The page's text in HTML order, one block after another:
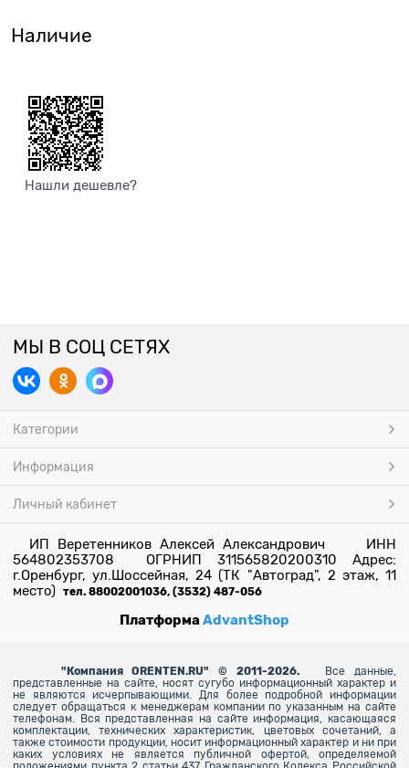
Наличие
Нашли дешевле?
МЫ В СОЦ СЕТЯХ
Категории
Информация
Личный кабинет
ИП Веретенников Алексей Александрович ИНН
564802353708 ОГРНИП 311565820200310 Адрес:
г.Оренбург, ул.Шоссейная, 24 (ТК "Автоград", 2 этаж, 11
место) тел. 88002001036, (3532) 487-056
ПлатформаAdvantShop
" Компания ORENTEN.RU" © 2011-2026.
Все данные,
представленные на сайте, носят сугубо информационный характер и
не являются исчерпывающими. Для более подробной информации
следует обращаться к менеджерам компании по указанным на сайте
телефонам. Вся представленная на сайте информация, касающаяся
комплектации, технических характеристик, цветовых сочетаний, а
также стоимости продукции, носит информационный характер и ни при
каких условиях не является публичной офертой, определяемой